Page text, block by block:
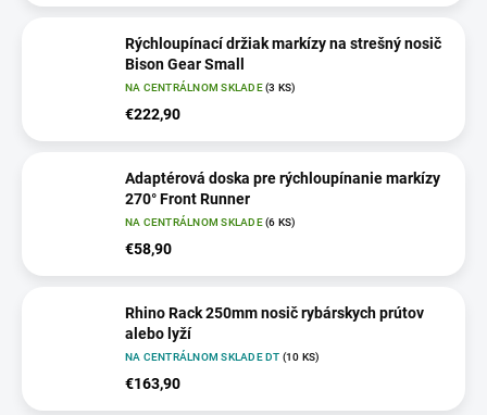
Rýchloupínací držiak markízy na strešný nosič
Bison Gear Small
NA CENTRÁLNOM SKLADE(3 KS)
€222,90
Adaptérová doska pre rýchloupínanie markízy
270° Front Runner
NA CENTRÁLNOM SKLADE(6 KS)
€58,90
Rhino Rack 250mm nosič rybárskych prútov
alebo lyží
NA CENTRÁLNOM SKLADE DT (10 KS)
€163,90